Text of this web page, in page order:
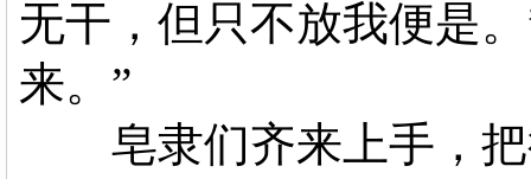
无干，但只不放我便是
来。”
皂隶们齐来上手，把